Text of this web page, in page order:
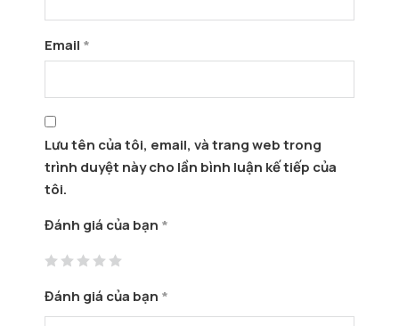
Email *
Lưu tên của tôi, email, và trang web trong
trình duyệt này cho lần bình luận kế tiếp của
tôi.
Đánh giá của bạn *
Đánh giá của bạn *